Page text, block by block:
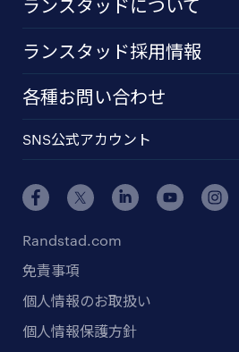
ランスタッドについて
ランスタッド採用情報
各種お問い合わせ
SNS公式アカウント
Randstad.com
免責事項
個人情報のお取扱い
個人情報保護方針